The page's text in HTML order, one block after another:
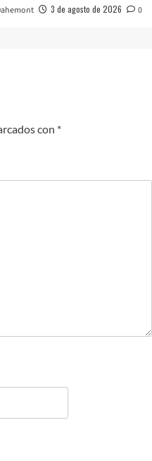
3 de agosto de 2026 0
con *